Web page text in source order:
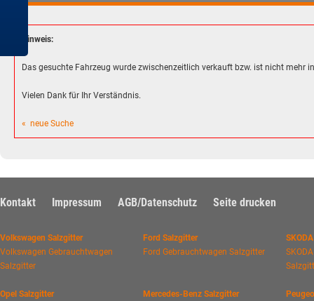
Hinweis:
Das gesuchte Fahrzeug wurde zwischenzeitlich verkauft bzw. ist nicht mehr
Vielen Dank für Ihr Verständnis.
« neue Suche
Kontakt Impressum AGB/Datenschutz Seite drucken
Volkswagen Salzgitter
Volkswagen Gebrauchtwagen
Salzgitter
Ford Salzgitter
Ford Gebrauchtwagen Salzgitter
Opel Salzgitter
Mercedes-Benz Salzgitter